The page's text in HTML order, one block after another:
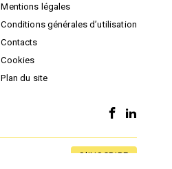
Mentions légales
Conditions générales d’utilisation
Contacts
Cookies
Plan du site
S'INSCRIRE